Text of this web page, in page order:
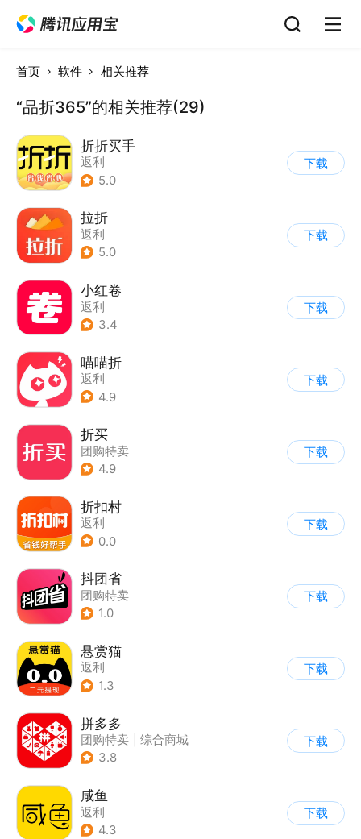
首页 软件 相关推荐
“品折365”的相关推荐(29)
折折买手
返利
5.0
下载
拉折
返利
5.0
下载
小红卷
返利
3.4
下载
喵喵折
返利
4.9
下载
折买
团购特卖
4.9
下载
折扣村
返利
0.0
下载
抖团省
团购特卖
1.0
下载
悬赏猫
返利
1.3
下载
拼多多
团购特卖
综合商城
3.8
下载
咸鱼
返利
4.3
下载